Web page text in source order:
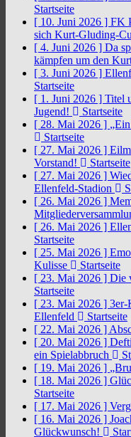
Startseite
[ 10. Juni 2026 ] FK
sich Kurt-Gluding-
[ 4. Juni 2026 ] Da
kämpfen um den
[ 3. Juni 2026 ]
Startseite
[ 1. Juni 2026 ] Titel
Jugend!
Startseite
[ 28. Mai 2026 ]
Startseite
[ 27. Mai 2026 ]
Vorstand!
Startseite
[ 27. Mai 2026 ]
Ellenfeld-Stadion
[ 26. Mai 2026 ]
[ 26. Mai 2026 ]
Startseite
[ 25. Mai 2026 ]
Kulisse
Startseite
[ 23. Mai 2026 ] Die
Startseite
[ 23. Mai 2026 ] 3er-
Ellenfeld
Startseite
[ 22. Mai 2026 ]
[ 20. Mai 2026 ]
ein Spielabbruch
[ 19. Mai 2026 ]
[ 18. Mai 2026 ]
Startseite
[ 17. Mai 2026 ]
[ 16. Mai 2026 ]
Glückwunsch!